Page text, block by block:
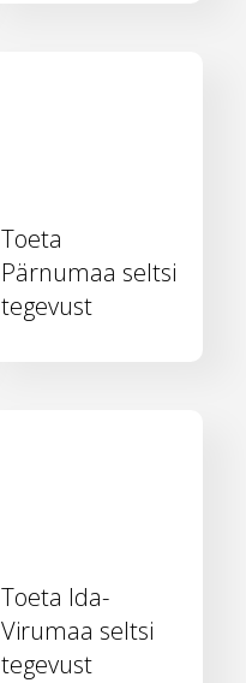
Toeta
Pärnumaa seltsi
tegevust
Toeta Ida-
Virumaa seltsi
tegevust